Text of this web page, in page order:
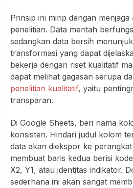
Prinsip ini mirip dengan menjaga
penelitian. Data mentah
sedangkan data bersih
transformasi yang dapat
bekerja dengan riset kualitatif
dapat melihat gagasan serupa
penelitian kualitatif, yaitu
transparan.
Di Google Sheets, beri nama
konsisten. Hindari judul kolom
data akan diekspor ke
membuat baris kedua berisi
X2, Y1, atau identitas indikator.
sederhana ini akan sangat